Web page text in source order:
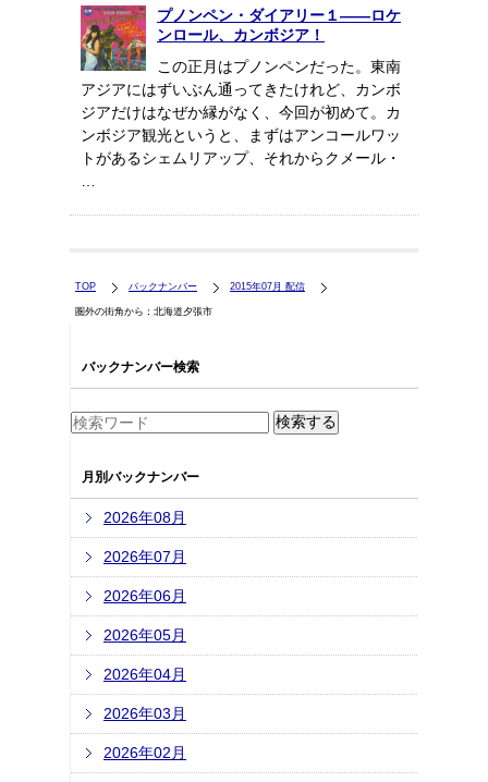
プノンペン・ダイアリー１――ロケ
ンロール、カンボジア！
この正月はプノンペンだった。東南
アジアにはずいぶん通ってきたけれど、カンボ
ジアだけはなぜか縁がなく、今回が初めて。カ
ンボジア観光というと、まずはアンコールワッ
トがあるシェムリアップ、それからクメール・
TOP バックナンバー 2015年07月 配信
圏外の街角から：北海道夕張市
バックナンバー検索
月別バックナンバー
2026年08月
2026年07月
2026年06月
2026年05月
2026年04月
2026年03月
2026年02月